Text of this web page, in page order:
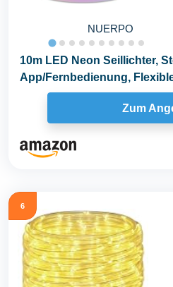
NUERPO
10m LED Neon Seillichter,
App/Fernbedienung,
Mehrere Modi...
Zum
6